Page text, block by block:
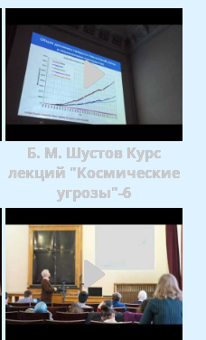
Б. М. Шустов Курс
лекций "Космические
угрозы"-6